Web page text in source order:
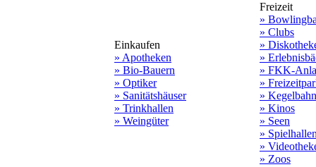
Einkaufen
» Apotheken
» Bio-Bauern
» Optiker
» Sanitätshäuser
» Trinkhallen
» Weingüter
Freizeit
»
» Clubs
»
»
» FKK-
»
»
» Kinos
» Seen
»
»
» Zoos